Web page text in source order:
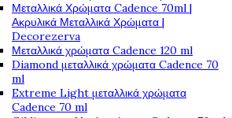
Μεταλλικά Χρώματα Cadence 70ml |
Ακρυλικά Μεταλλικά Χρώματα |
Decorezerva
Μεταλλικά χρώματα Cadence 120 ml
Diamond μεταλλικά χρώματα Cadence 70
ml
Extreme Light μεταλλικά χρώματα
Cadence 70 ml